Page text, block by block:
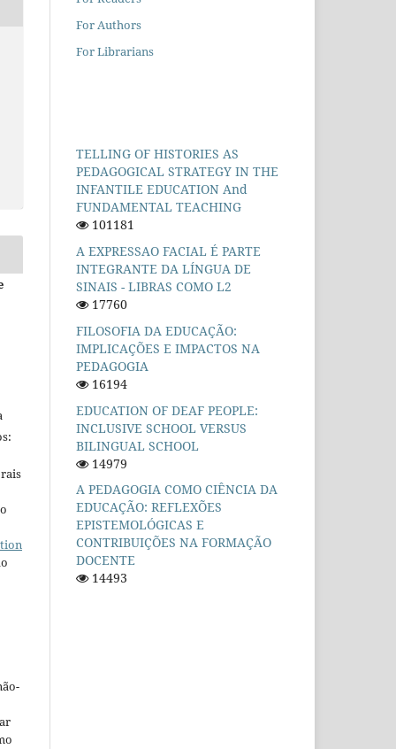
For Authors
For Librarians
TELLING OF HISTORIES AS
PEDAGOGICAL STRATEGY IN THE
INFANTILE EDUCATION And
FUNDAMENTAL TEACHING
101181
A EXPRESSAO FACIAL É PARTE
INTEGRANTE DA LÍNGUA DE
SINAIS - LIBRAS COMO L2
17760
FILOSOFIA DA EDUCAÇÃO:
IMPLICAÇÕES E IMPACTOS NA
PEDAGOGIA
16194
EDUCATION OF DEAF PEOPLE:
INCLUSIVE SCHOOL VERSUS
BILINGUAL SCHOOL
14979
A PEDAGOGIA COMO CIÊNCIA DA
EDUCAÇÃO: REFLEXÕES
EPISTEMOLÓGICAS E
CONTRIBUIÇÕES NA FORMAÇÃO
DOCENTE
14493